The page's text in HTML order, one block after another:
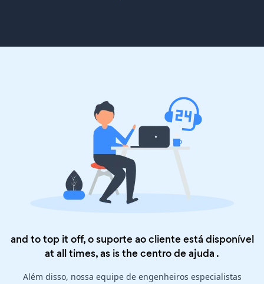
and to top it off, o suporte ao cliente está disponível
at all times, as is thecentro de ajuda .
Além disso, nossa equipe de engenheiros especialistas